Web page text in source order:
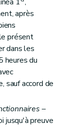
après
présent
dans les
heures du
sauf accord de
–
jusqu'à preuve